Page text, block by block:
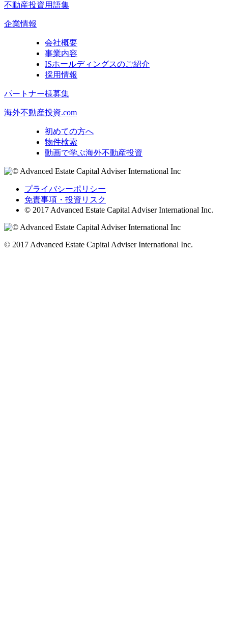
不動産投資用語集
企業情報
会社概要
事業内容
ISホールディングスのご紹介
採用情報
パートナー様募集
海外不動産投資.com
初めての方へ
物件検索
動画で学ぶ海外不動産投資
プライバシーポリシー
免責事項・投資リスク
© 2017 Advanced Estate Capital Adviser International Inc.
© 2017 Advanced Estate Capital Adviser International Inc.